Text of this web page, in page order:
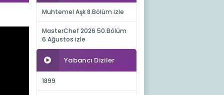
Muhtemel Aşk 8.Bölüm izle
MasterChef 2026 50.Bölüm
6 Ağustos izle
Yabancı Diziler
1899